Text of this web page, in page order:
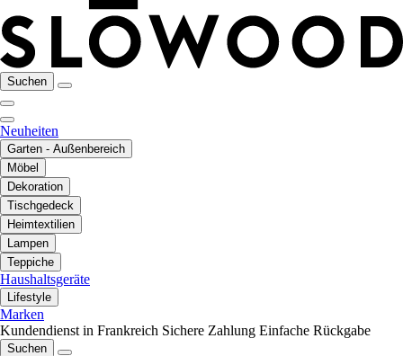
Suchen
Neuheiten
Garten - Außenbereich
Möbel
Dekoration
Tischgedeck
Heimtextilien
Lampen
Teppiche
Haushaltsgeräte
Lifestyle
Marken
Kundendienst in Frankreich Sichere Zahlung Einfache Rückgabe
Suchen